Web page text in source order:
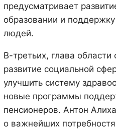
предусматривает
образовании и
людей.
В-третьих, глава области
развитие социальной
улучшить систему
новые программы
пенсионеров. Антон
о важнейших